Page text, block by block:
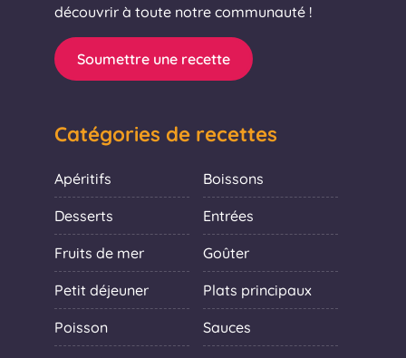
découvrir à toute notre communauté !
Soumettre une recette
Catégories de recettes
Apéritifs Boissons
Desserts Entrées
Fruits de mer Goûter
Petit déjeuner Plats principaux
Poisson Sauces